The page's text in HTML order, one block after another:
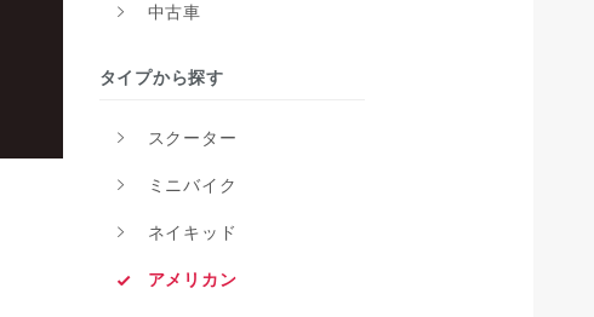
中古車
タイプから探す
スクーター
ミニバイク
ネイキッド
アメリカン